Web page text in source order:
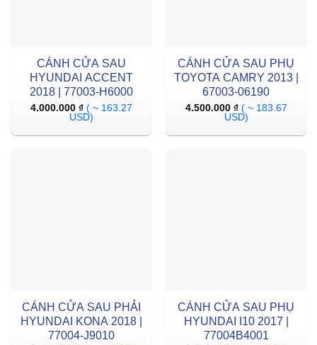
CÁNH CỬA SAU
HYUNDAI ACCENT
2018 | 77003-H6000
4.000.000 ₫ ( ~ 163.27
USD)
CÁNH CỬA SAU PHỤ
TOYOTA CAMRY 2013 |
67003-06190
4.500.000 ₫ ( ~ 183.67
USD)
CÁNH CỬA SAU PHẢI
HYUNDAI KONA 2018 |
77004-J9010
CÁNH CỬA SAU PHỤ
HYUNDAI I10 2017 |
77004B4001